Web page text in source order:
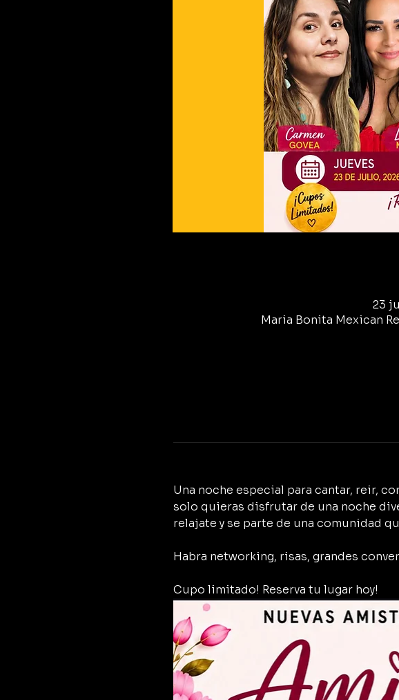
23
Maria Bonita Mexican
Una noche especial para cantar, reir,
solo quieras disfrutar de una noche
relajate y se parte de una comunidad
Habra networking, risas, grandes
Cupo limitado! Reserva tu lugar hoy!